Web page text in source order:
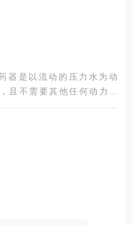
器是以流动的压力水为动
不需要其他任何动力设
引擎，带动比例泵内的